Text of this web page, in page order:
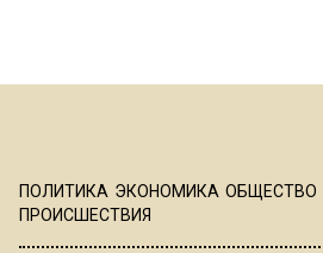
ПОЛИТИКА ЭКОНОМИКА ОБЩЕСТВО
ПРОИСШЕСТВИЯ